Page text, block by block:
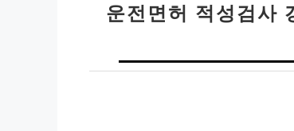
운전면허 적성검사